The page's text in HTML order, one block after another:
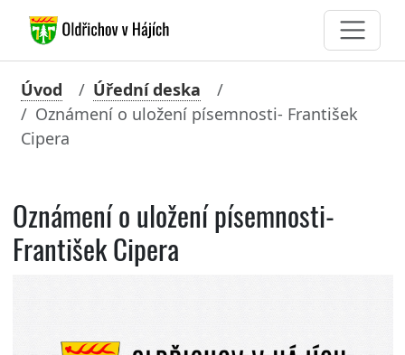
Úvod
Úřední deska
Oznámení o uložení písemnosti- František
Cipera
Oznámení o uložení písemnosti-
František Cipera